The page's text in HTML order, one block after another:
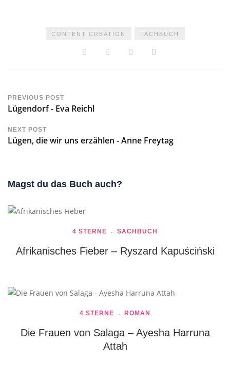
CONTENT CREATION FACHBUCH
PREVIOUS POST
Lügendorf - Eva Reichl
NEXT POST
Lügen, die wir uns erzählen - Anne Freytag
Magst du das Buch auch?
4 STERNE SACHBUCH
Afrikanisches Fieber – Ryszard Kapuściński
4 STERNE ROMAN
Die Frauen von Salaga – Ayesha Harruna
Attah